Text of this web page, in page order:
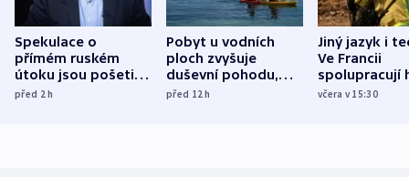
Spekulace o
přímém ruském
útoku jsou pošetilé,
míní estonský
před 2h
Pobyt u vodních
ploch zvyšuje
duševní pohodu,
ukázala
před 12h
Jiný jazyk i
Ve Francii
spolupracují
různých zemí
včera v 15:30